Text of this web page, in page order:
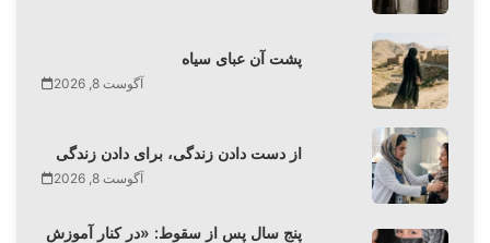
پشت آن عبای سیاه
آگوست 8, 2026
از دست دادن زندگی، برای دادن زندگی
آگوست 8, 2026
پنج سال پس از سقوط: «در کنار آموزش